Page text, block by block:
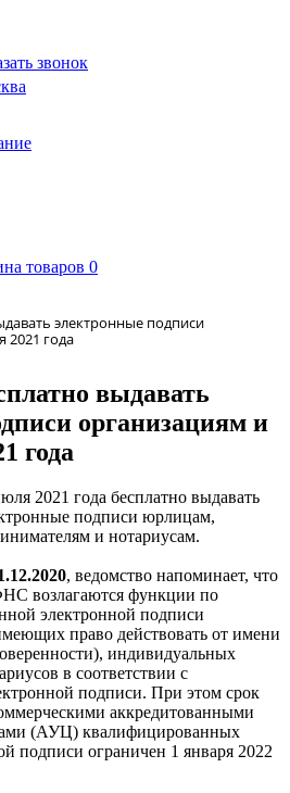
звонок
товаров 0
электронные подписи
2021 года
выдавать
организациям и
года
2021 года бесплатно выдавать
подписи юрлицам,
и нотариусам.
, ведомство напоминает, что
возлагаются функции по
электронной подписи
право действовать от имени
индивидуальных
в соответствии с
подписи. При этом срок
аккредитованными
(АУЦ) квалифицированных
подписи ограничен 1 января 2022